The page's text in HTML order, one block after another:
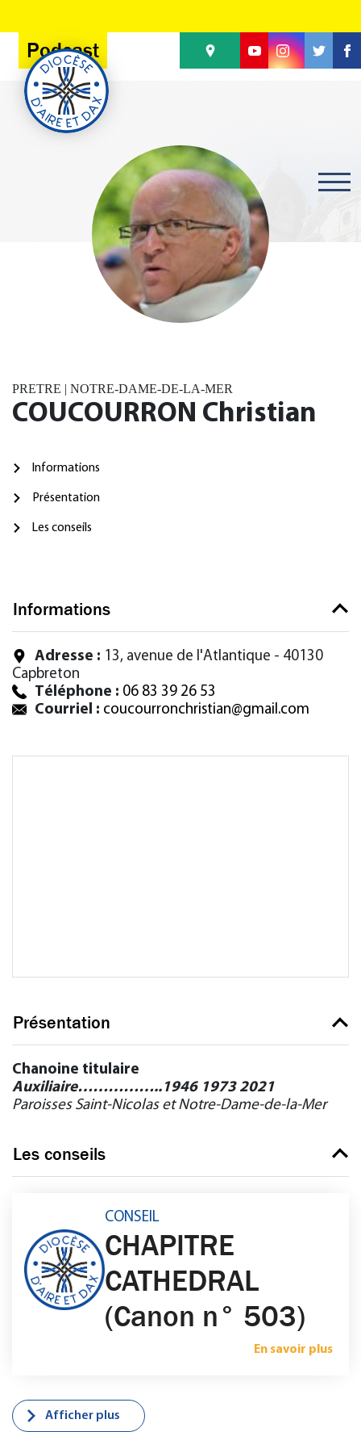
Podcast
PRETRE | NOTRE-DAME-DE-LA-MER
COUCOURRON Christian
Informations
Présentation
Les conseils
Informations
Adresse : 13, avenue de l'Atlantique - 40130
Capbreton
Téléphone : 06 83 39 26 53
Courriel : coucourronchristian@gmail.com
Présentation
Chanoine titulaire
Auxiliaire……………..1946 1973 2021
Paroisses Saint-Nicolas et Notre-Dame-de-la-Mer
Les conseils
CONSEIL
CHAPITRE
CATHEDRAL
(Canon n° 503)
En savoir plus
Afficher plus